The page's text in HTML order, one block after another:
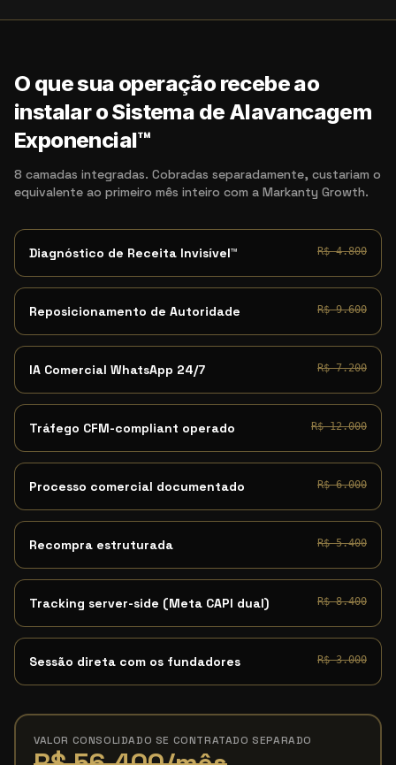
O que sua operação recebe ao
instalar o Sistema de Alavancagem
Exponencial™
8 camadas integradas. Cobradas separadamente, custariam o
equivalente ao primeiro mês inteiro com a Markanty Growth.
Diagnóstico de Receita Invisível™ R$ 4.800
Reposicionamento de Autoridade R$ 9.600
IA Comercial WhatsApp 24/7 R$ 7.200
Tráfego CFM-compliant operado R$ 12.000
Processo comercial documentado R$ 6.000
Recompra estruturada R$ 5.400
Tracking server-side (Meta CAPI dual) R$ 8.400
Sessão direta com os fundadores R$ 3.000
VALOR CONSOLIDADO SE CONTRATADO SEPARADO